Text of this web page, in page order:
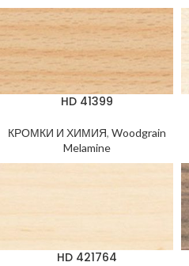
HD 41399
КРОМКИ И ХИМИЯ, Woodgrain
Melamine
HD 421764